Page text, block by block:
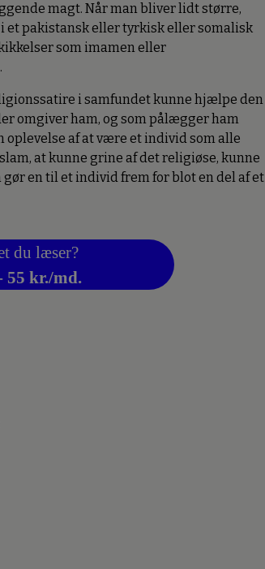
magt. Når man bliver lidt større,
et pakistansk eller tyrkisk eller somalisk
som imamen eller
i samfundet kunne hjælpe den
omgiver ham, og som pålægger ham
af at være et individ som alle
at kunne grine af det religiøse, kunne
en til et individ frem for blot en del af et
du læser?
55 kr./md.